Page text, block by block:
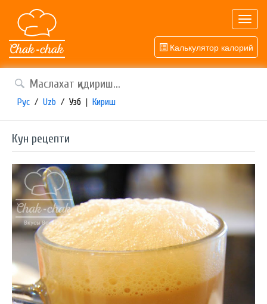
Калькулятор калорий
Рус / Uzb / Узб | Кириш
Кун рецепти